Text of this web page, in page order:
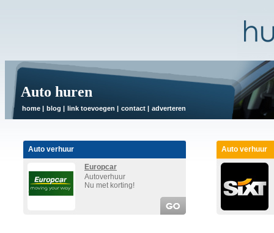
Auto huren
home | blog | link toevoegen | contact | adverteren
Auto verhuur
Europcar
Autoverhuur
Nu met korting!
Auto verhuur